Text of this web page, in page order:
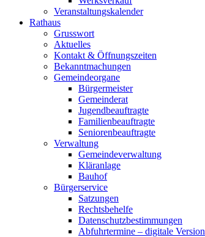
Veranstaltungskalender
Rathaus
Grusswort
Aktuelles
Kontakt & Öffnungszeiten
Bekanntmachungen
Gemeindeorgane
Bürgermeister
Gemeinderat
Jugendbeauftragte
Familienbeauftragte
Seniorenbeauftragte
Verwaltung
Gemeindeverwaltung
Kläranlage
Bauhof
Bürgerservice
Satzungen
Rechtsbehelfe
Datenschutzbestimmungen
Abfuhrtermine – digitale Version